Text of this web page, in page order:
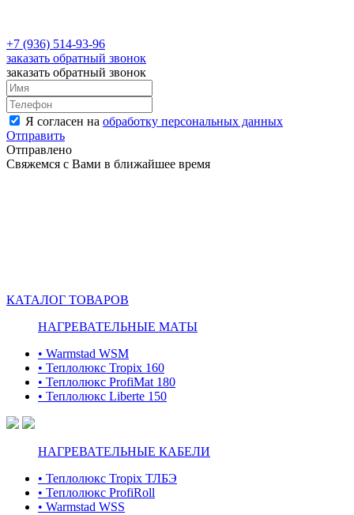
+7 (936) 514-93-96
заказать обратный звонок
заказать обратный звонок
Я согласен на обработку персональных данных
Отправить
Отправлено
Свяжемся с Вами в ближайшее время
КАТАЛОГ ТОВАРОВ
НАГРЕВАТЕЛЬНЫЕ МАТЫ
• Warmstad WSM
• Теплолюкс Tropix 160
• Теплолюкс ProfiMat 180
• Теплолюкс Liberte 150
НАГРЕВАТЕЛЬНЫЕ КАБЕЛИ
• Теплолюкс Tropix ТЛБЭ
• Теплолюкс ProfiRoll
• Warmstad WSS